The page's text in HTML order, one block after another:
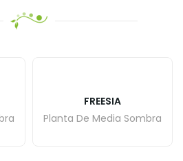
FREESIA
Planta De Media Sombra